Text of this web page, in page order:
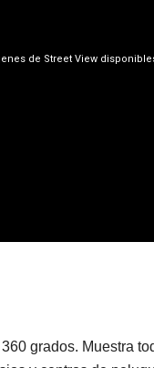
grados. Muestra